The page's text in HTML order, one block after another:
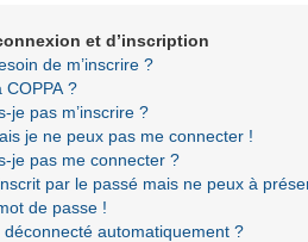
et d’inscription
de m’inscrire ?
COPPA ?
je pas m’inscrire ?
je ne peux pas me connecter !
je pas me connecter ?
par le passé mais ne peux à
de passe !
déconnecté automatiquement ?